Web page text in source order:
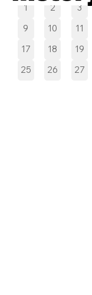
1 2 3
9
10 11
17
18 19
25
26 27